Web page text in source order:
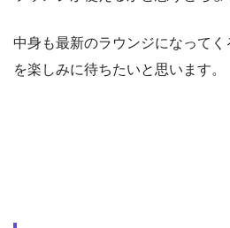
中身も最新のラウンジになって
を楽しみに待ちたいと思います。